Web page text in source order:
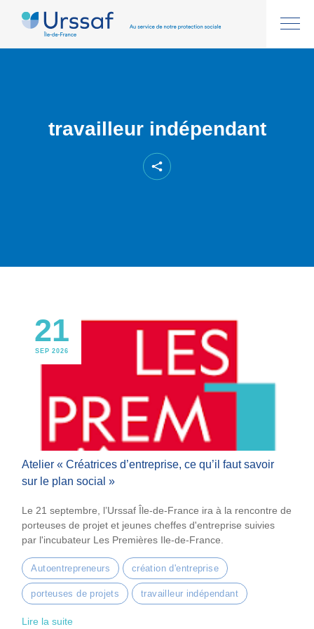
travailleur indépendant
21
SEP 2026
Atelier « Créatrices d’entreprise, ce qu’il faut savoir
sur le plan social »
Le 21 septembre, l’Urssaf Île-de-France ira à la rencontre de
porteuses de projet et jeunes cheffes d'entreprise suivies
par l'incubateur Les Premières Ile-de-France.
Autoentrepreneurs création d'entreprise
porteuses de projets travailleur indépendant
Lire la suite